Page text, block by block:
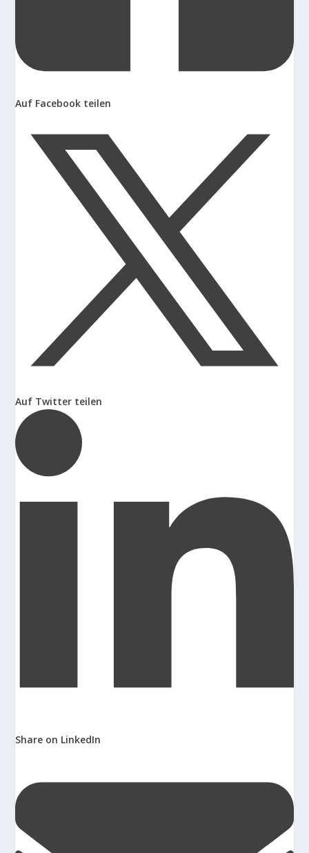
Auf Facebook teilen
Auf Twitter teilen
Share on LinkedIn